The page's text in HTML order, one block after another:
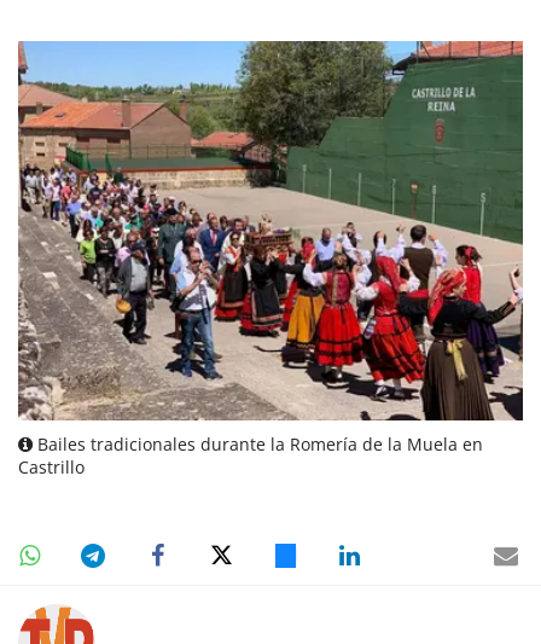
Bailes tradicionales durante la Romería de la Muela en
Castrillo